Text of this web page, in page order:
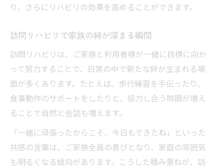
り、さらにリハビリの効果を高めることができます。
訪問リハビリで家族の絆が深まる瞬間
訪問リハビリは、ご家族と利用者様が一緒に目標に向か
って努力することで、日常の中で新たな絆が生まれる場
面が多くあります。たとえば、歩行練習を手伝ったり、
食事動作のサポートをしたりと、協力し合う時間が増え
ることで自然と会話も増えます。
「一緒に頑張ったからこそ、今日もできたね」といった
共感の言葉は、ご家族全員の喜びとなり、家庭の雰囲気
も明るくなる傾向があります。こうした積み重ねが、訪